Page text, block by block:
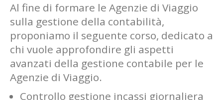
Al fine di formare le Agenzie di Viaggio
sulla gestione della contabilità,
proponiamo il seguente corso, dedicato a
chi vuole approfondire gli aspetti
avanzati della gestione contabile per le
Agenzie di Viaggio.
Controllo gestione incassi giornaliera